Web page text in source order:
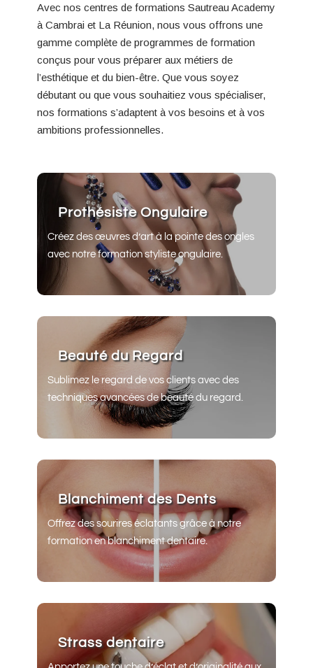
Avec nos centres de formations Sautreau Academy
à Cambrai et La Réunion, nous vous offrons une
gamme complète de programmes de formation
conçus pour vous préparer aux métiers de
l’esthétique et du bien-être. Que vous soyez
débutant ou que vous souhaitiez vous spécialiser,
nos formations s’adaptent à vos besoins et à vos
ambitions professionnelles.
Prothésiste Ongulaire
Créez des œuvres d’art à la pointe des ongles
avec notre formation styliste ongulaire.
Beauté du Regard
Sublimez le regard de vos clients avec des
techniques avancées de beauté du regard.
Blanchiment des Dents
Offrez des sourires éclatants grâce à notre
formation en blanchiment dentaire.
Strass dentaire